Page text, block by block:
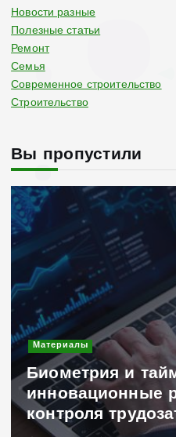
Новости разные
Полезные статьи
Ремонт
Семья
Современное строительство
Строительство
Вы пропустили
Материалы
Биометрия и
инновационные
контроля